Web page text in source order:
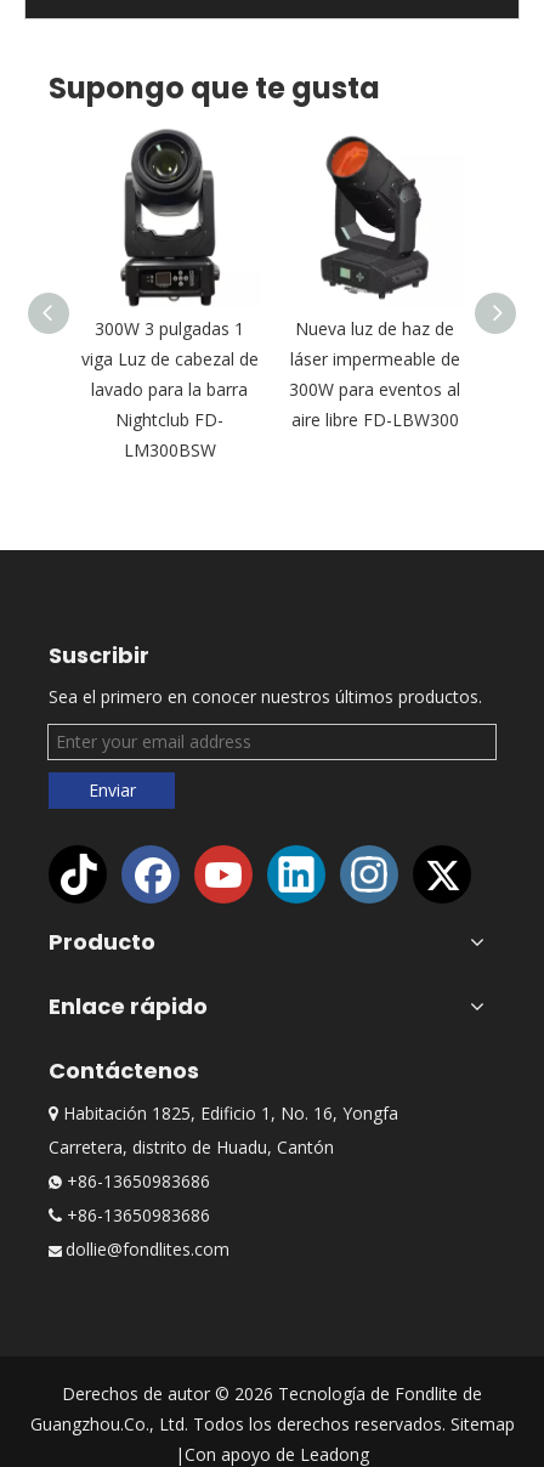
Supongo que te gusta
Eye
300W 3 pulgadas 1
viga Luz de cabezal de
lavado para la barra
Nightclub FD-
LM300BSW
Nueva luz de haz de
láser impermeable de
300W para eventos al
aire libre FD-LBW300
Suscribir
Sea el primero en conocer nuestros últimos productos.
Enviar
Producto
Enlace rápido
Contáctenos
 Habitación 1825, Edificio 1, No. 16, Yongfa
Carretera, distrito de Huadu, Cantón
 +86-13650983686
 +86-13650983686
 dollie@fondlites.com
Derechos de autor © 2026 Tecnología de Fondlite de
Guangzhou.Co., Ltd. Todos los derechos reservados. Sitemap
|Con apoyo de Leadong